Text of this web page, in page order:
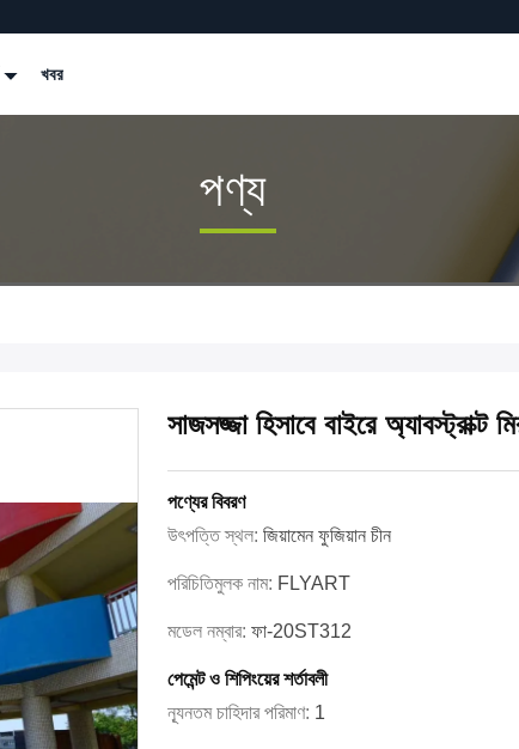
খবর
পণ্য
সাজসজ্জা হিসাবে বাইরে
পণ্যের বিবরণ
উৎপত্তি স্থল: জিয়ামেন ফুজিয়ান চীন
পরিচিতিমুলক নাম: FLYART
মডেল নম্বার: ফা-20ST312
পেমেন্ট ও শিপিংয়ের শর্তাবলী
ন্যূনতম চাহিদার পরিমাণ: 1